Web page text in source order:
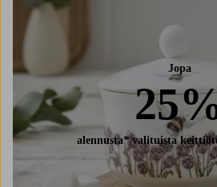
Jopa
alennusta* valituista